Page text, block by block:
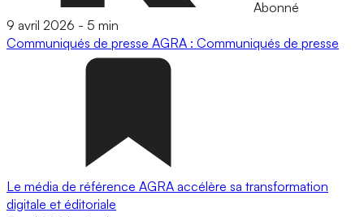
Abonné
9 avril 2026 - 5 min
Communiqués de presse AGRA : Communiqués de presse
Le média de référence AGRA accélère sa transformation
digitale et éditoriale